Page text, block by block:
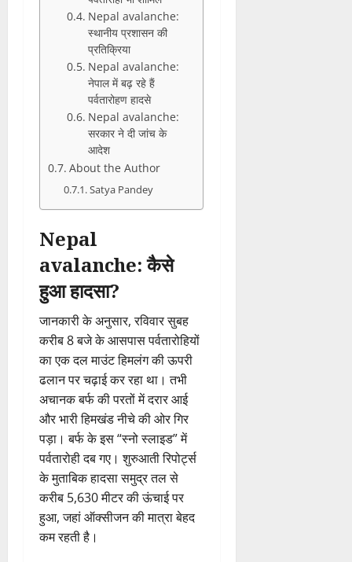
Nepal avalanche:
स्थानीय प्रशासन की
प्रतिक्रिया
Nepal avalanche:
नेपाल में बढ़ रहे हैं
पर्वतारोहण हादसे
Nepal avalanche:
सरकार ने दी जांच के
आदेश
About the Author
Satya Pandey
Nepal
avalanche: कैसे
हुआ हादसा?
जानकारी के अनुसार, रविवार सुबह
करीब 8 बजे के आसपास पर्वतारोहियों
का एक दल माउंट हिमलंग की ऊपरी
ढलान पर चढ़ाई कर रहा था। तभी
अचानक बर्फ की परतों में दरार आई
और भारी हिमखंड नीचे की ओर गिर
पड़ा। बर्फ के इस “स्नो स्लाइड” में
पर्वतारोही दब गए। शुरुआती रिपोर्ट्स
के मुताबिक हादसा समुद्र तल से
करीब 5,630 मीटर की ऊंचाई पर
हुआ, जहां ऑक्सीजन की मात्रा बेहद
कम रहती है।